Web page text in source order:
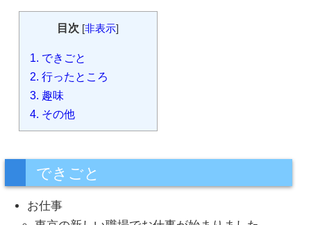
目次 [非表示]
1. できごと
2. 行ったところ
3. 趣味
4. その他
できごと
お仕事